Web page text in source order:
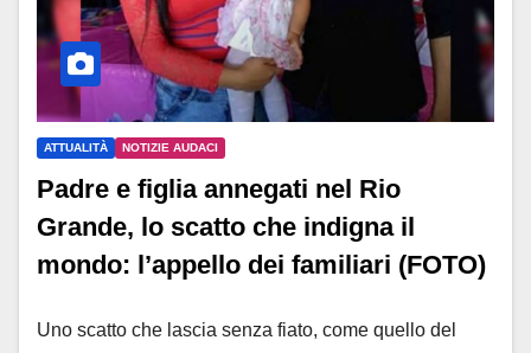
ATTUALITÀ NOTIZIE AUDACI
Padre e figlia annegati nel Rio
Grande, lo scatto che indigna il
mondo: l’appello dei familiari (FOTO)
Uno scatto che lascia senza fiato, come quello del